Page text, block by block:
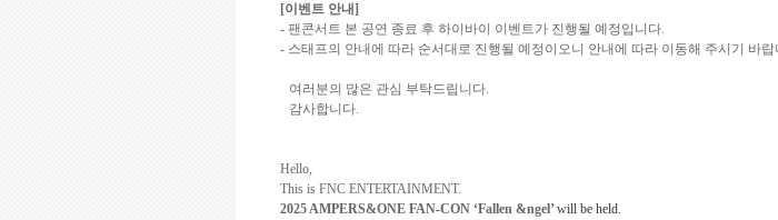
[이벤트 안내]
- 팬콘서트 본 공연 종료 후 하이바이 이벤트가 진행될 예정입니다.
- 스태프의 안내에 따라 순서대로 진행될 예정이오니 안내에 따라 이동해 주시기 바랍
여러분의 많은 관심 부탁드립니다.
감사합니다.
Hello,
This is FNC ENTERTAINMENT.
2025 AMPERS&ONE FAN-CON ‘Fallen &ngel’ will be held.